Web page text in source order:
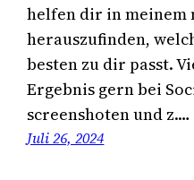
helfen dir in meinem
herauszufinden,
besten zu dir passt.
Ergebnis gern bei
screenshoten und z.…
Juli 26, 2024